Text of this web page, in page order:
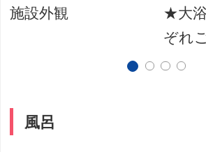
施設外観
★大
ぞれ
風呂